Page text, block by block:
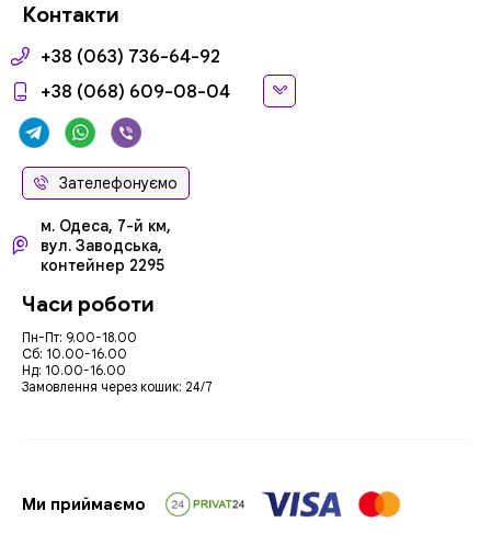
Контакти
+38 (063) 736-64-92
+38 (068) 609-08-04
Зателефонуємо
м. Одеса, 7-й км,
вул. Заводська,
контейнер 2295
Часи роботи
Пн-Пт: 9.00-18.00
Сб: 10.00-16.00
Нд: 10.00-16.00
Замовлення через кошик: 24/7
Ми приймаємо